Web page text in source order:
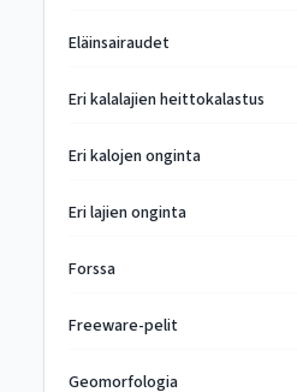
Eläinsairaudet
Eri kalalajien heittokalastus
Eri kalojen onginta
Eri lajien onginta
Forssa
Freeware-pelit
Geomorfologia